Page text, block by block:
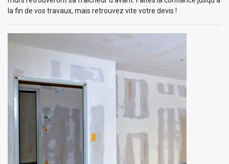
la fin de vos travaux, mais retrouvez vite votre devis !